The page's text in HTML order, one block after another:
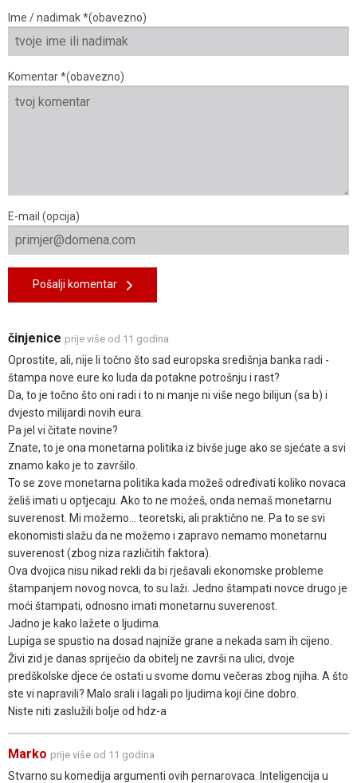
Ime / nadimak *(obavezno)
Komentar *(obavezno)
E-mail (opcija)
Pošalji komentar
činjenice prije više od 11 godina
Oprostite, ali, nije li točno što sad europska središnja banka radi -
štampa nove eure ko luda da potakne potrošnju i rast?
Da, to je točno što oni radi i to ni manje ni više nego bilijun (sa b) i
dvjesto milijardi novih eura.
Pa jel vi čitate novine?
Znate, to je ona monetarna politika iz bivše juge ako se sjećate a svi
znamo kako je to završilo.
To se zove monetarna politika kada možeš određivati koliko novaca
želiš imati u optjecaju. Ako to ne možeš, onda nemaš monetarnu
suverenost. Mi možemo... teoretski, ali praktično ne. Pa to se svi
ekonomisti slažu da ne možemo i zapravo nemamo monetarnu
suverenost (zbog niza različitih faktora).
Ova dvojica nisu nikad rekli da bi rješavali ekonomske probleme
štampanjem novog novca, to su laži. Jedno štampati novce drugo je
moći štampati, odnosno imati monetarnu suverenost.
Jadno je kako lažete o ljudima.
Lupiga se spustio na dosad najniže grane a nekada sam ih cijeno.
Živi zid je danas spriječio da obitelj ne završi na ulici, dvoje
predškolske djece će ostati u svome domu večeras zbog njiha. A što
ste vi napravili? Malo srali i lagali po ljudima koji čine dobro.
Niste niti zaslužili bolje od hdz-a
Marko prije više od 11 godina
Stvarno su komedija argumenti ovih pernarovaca. Inteligencija u